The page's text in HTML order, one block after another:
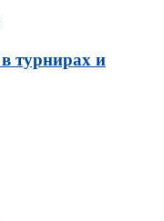
турнирах и